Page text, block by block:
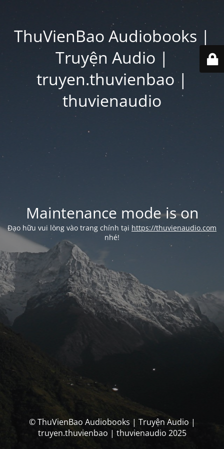
ThuVienBao Audiobooks |
Truyện Audio |
truyen.thuvienbao |
thuvienaudio
Maintenance mode is on
Đạo hữu vui lòng vào trang chính tại https://thuvienaudio.com
nhé!
© ThuVienBao Audiobooks | Truyện Audio |
truyen.thuvienbao | thuvienaudio 2025